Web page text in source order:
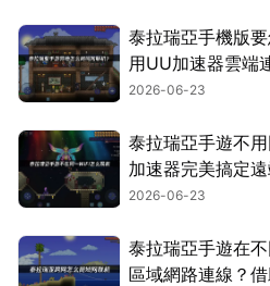
泰拉瑞亞手機版
用UU加速器雲端
2026-06-23
泰拉瑞亞手遊不
加速器完美搞定遠
2026-06-23
泰拉瑞亞手遊在
區域網路連線？